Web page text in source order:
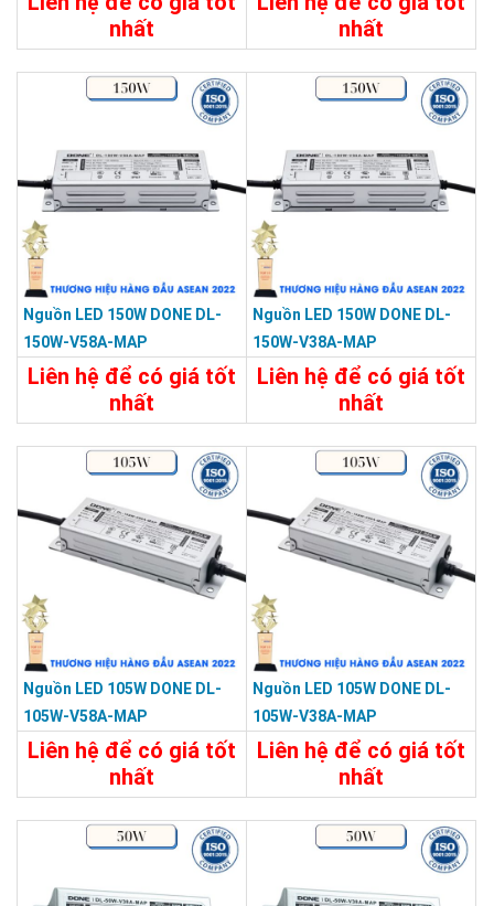
nhất
nhất
Nguồn LED 150W DONE DL-
150W-V58A-MAP
Liên hệ để có giá tốt
nhất
Nguồn LED 150W DONE DL-
150W-V38A-MAP
Liên hệ để có giá tốt
nhất
Nguồn LED 105W DONE DL-
105W-V58A-MAP
Liên hệ để có giá tốt
nhất
Nguồn LED 105W DONE DL-
105W-V38A-MAP
Liên hệ để có giá tốt
nhất